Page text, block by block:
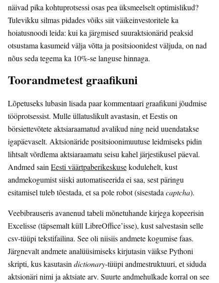
näivad pika kohtuprotsessi osas pea üksmeelselt optimislikud?
Tulevikku silmas pidades võiks siit väikeinvestoritele ka
hoiatusnoodi leida: kui ka järgmised suuraktsionärid peaksid
otsustama kasumeid välja võtta ja positsioonidest väljuda, on nad
nõus seda tegema ka 10%-se languse hinnaga.
Toorandmetest graafikuni
Lõpetuseks lubasin lisada paar kommentaari graafikuni jõudmise
tööprotsessist. Mulle üllatuslikult avastasin, et Eestis on
börsiettevõtete aktsiaraamatud avalikud ning neid uuendatakse
igapäevaselt. Aktsionäride positsioonimuutuse leidmiseks pidin
lihtsalt võrdlema aktsiaraamatu seisu kahel järjestikusel päeval.
Andmed sain Eesti väärtpaberikeskusekodulehelt, kust
andmekogumist siiski automatiseerida ei saa, sest päringu
esitamisel tuleb tõestada, et sa pole robot (sisestada captcha).
Veebibrauseris avanenud tabeli mõnetuhande kirjega kopeerisin
Excelisse (täpsemalt küll LibreOffice’isse), kust salvestasin selle
csv-tüüpi tekstifailina. See oli niisiis andmete kogumise faas.
Järgnevalt andmete analüüsimiseks kirjutasin väikse Pythoni
skripti, kus kasutasin dictionary-tüüpi andmestruktuuri, et siduda
aktsionäri nimi ja aktsiate arv. Suurte andmehulkade korral on see